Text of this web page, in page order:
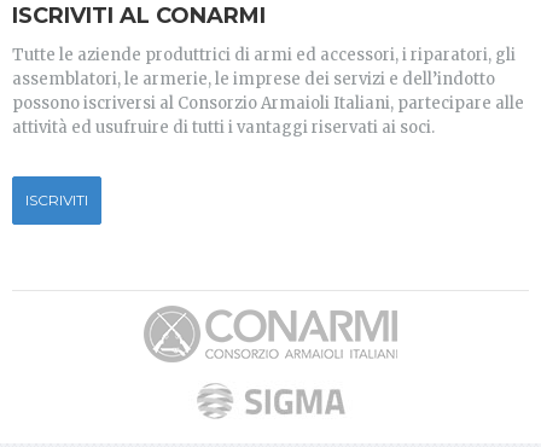
ISCRIVITI AL CONARMI
Tutte le aziende produttrici di armi ed accessori, i riparatori, gli
assemblatori, le armerie, le imprese dei servizi e dell’indotto
possono iscriversi al Consorzio Armaioli Italiani, partecipare alle
attività ed usufruire di tutti i vantaggi riservati ai soci.
ISCRIVITI